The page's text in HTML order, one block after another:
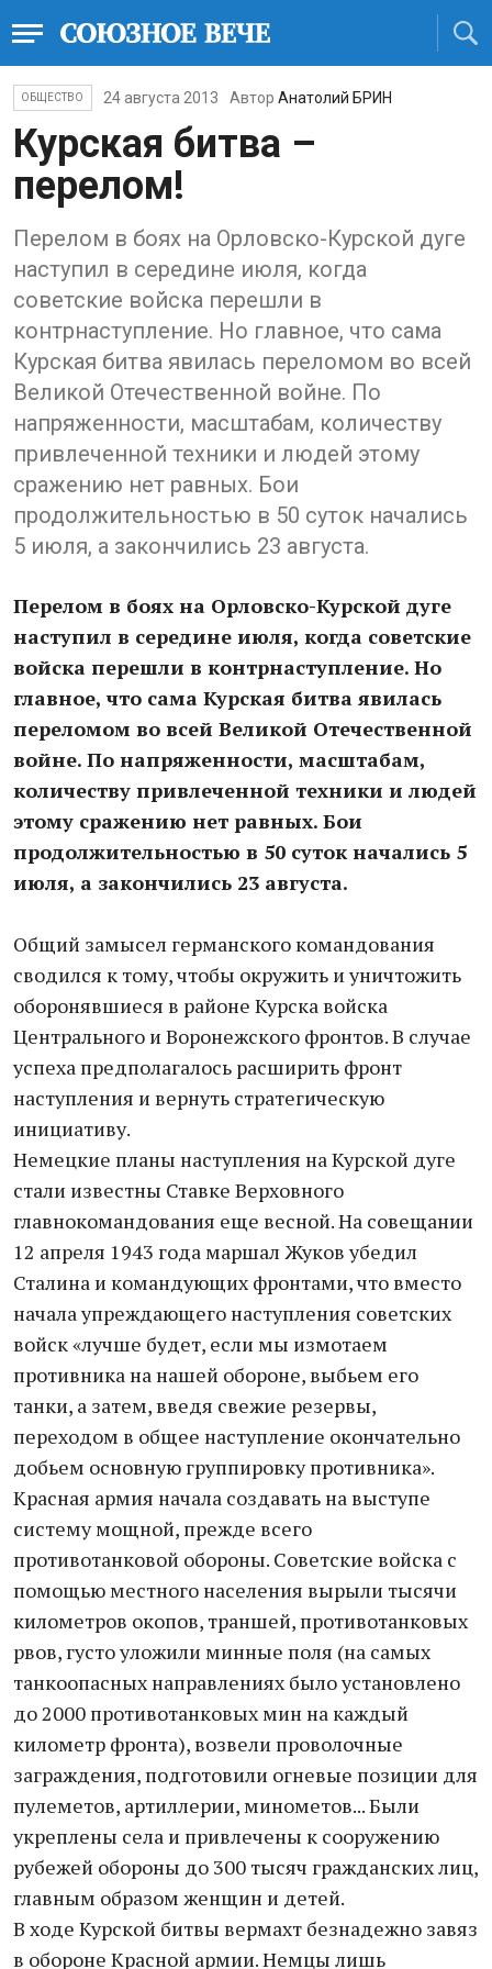
ОБЩЕСТВО 24 августа 2013 Автор Анатолий БРИН
Курская битва –
перелом!
Перелом в боях на Орловско-Курской дуге
наступил в середине июля, когда
советские войска перешли в
контрнаступление. Но главное, что сама
Курская битва явилась переломом во всей
Великой Отечественной войне. По
напряженности, масштабам, количеству
привлеченной техники и людей этому
сражению нет равных. Бои
продолжительностью в 50 суток начались
5 июля, а закончились 23 августа.
Перелом в боях на Орловско-Курской дуге
наступил в середине июля, когда советские
войска перешли в контрнаступление. Но
главное, что сама Курская битва явилась
переломом во всей Великой Отечественной
войне. По напряженности, масштабам,
количеству привлеченной техники и людей
этому сражению нет равных. Бои
продолжительностью в 50 суток начались 5
июля, а закончились 23 августа.
Общий замысел германского командования
сводился к тому, чтобы окружить и уничтожить
оборонявшиеся в районе Курска войска
Центрального и Воронежского фронтов. В случае
успеха предполагалось расширить фронт
наступления и вернуть стратегическую
инициативу.
Немецкие планы наступления на Курской дуге
стали известны Ставке Верховного
главнокомандования еще весной. На совещании
12 апреля 1943 года маршал Жуков убедил
Сталина и командующих фронтами, что вместо
начала упреждающего наступления советских
войск «лучше будет, если мы измотаем
противника на нашей обороне, выбьем его
танки, а затем, введя свежие резервы,
переходом в общее наступление окончательно
добьем основную группировку противника».
Красная армия начала создавать на выступе
систему мощной, прежде всего
противотанковой обороны. Советские войска с
помощью местного населения вырыли тысячи
километров окопов, траншей, противотанковых
рвов, густо уложили минные поля (на самых
танкоопасных направлениях было установлено
до 2000 противотанковых мин на каждый
километр фронта), возвели проволочные
заграждения, подготовили огневые позиции для
пулеметов, артиллерии, минометов... Были
укреплены села и привлечены к сооружению
рубежей обороны до 300 тысяч гражданских лиц,
главным образом женщин и детей.
В ходе Курской битвы вермахт безнадежно завяз
в обороне Красной армии. Немцы лишь